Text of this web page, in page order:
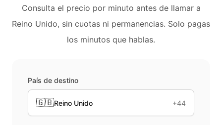
Consulta el precio por minuto antes de llamar a
Reino Unido, sin cuotas ni permanencias. Solo pagas
los minutos que hablas.
País de destino
🇬🇧Reino Unido +44